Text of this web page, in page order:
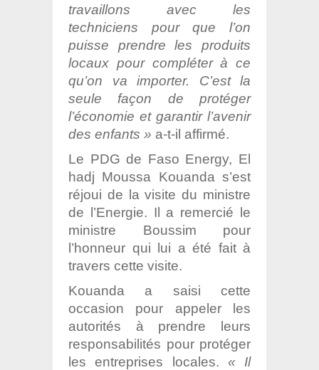
travaillons avec les
techniciens pour que l’on
puisse prendre les produits
locaux pour compléter à ce
qu’on va importer. C’est la
seule façon de protéger
l’économie et garantir l’avenir
des enfants » a-t-il affirmé.
Le PDG de Faso Energy, El
hadj Moussa Kouanda s’est
réjoui de la visite du ministre
de l’Energie. Il a remercié le
ministre Boussim pour
l’honneur qui lui a été fait à
travers cette visite.
Kouanda a saisi cette
occasion pour appeler les
autorités à prendre leurs
responsabilités pour protéger
les entreprises locales. « Il